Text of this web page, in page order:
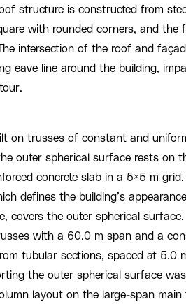
structure is constructed from
with rounded corners, and the
intersection of the roof and
eave line around the building,
on trusses of constant and
outer spherical surface rests on
concrete slab in a 5×5 m grid.
defines the building’s
covers the outer spherical surface.
with a 60.0 m span and a
tubular sections, spaced at 5.0
the outer spherical surface was
layout on the large-span main